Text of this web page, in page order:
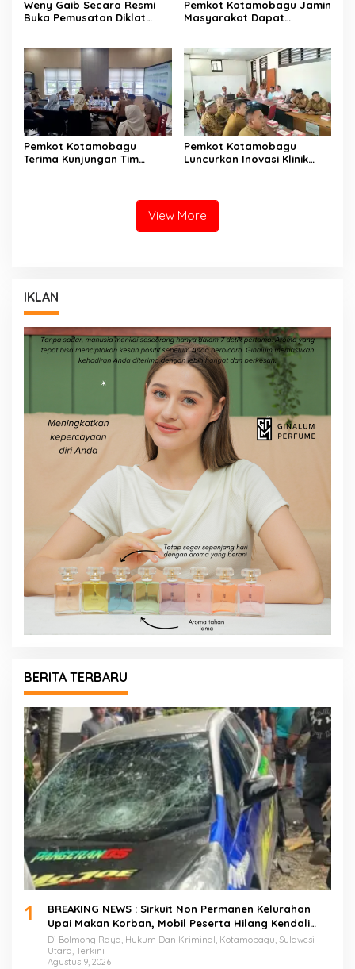
Weny Gaib Secara Resmi
Buka Pemusatan Diklat
Pemkot Kotamobagu Jamin
Masyarakat Dapat
Pemkot Kotamobagu
Terima Kunjungan Tim
Pemkot Kotamobagu
Luncurkan Inovasi Klinik
View More
IKLAN
BERITA TERBARU
1
BREAKING NEWS : Sirkuit Non Permanen Kelurahan
Upai Makan Korban, Mobil Peserta Hilang Kendali
Tabrak Penonton
Di Bolmong Raya, Hukum Dan Kriminal, Kotamobagu, Sulawesi
Utara, Terkini
Agustus 9, 2026